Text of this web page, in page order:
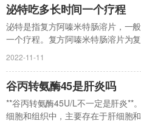
泌特吃多长时间一个疗程
泌特是指复方阿嗪米特肠溶片，一
一个疗程。复方阿嗪米特肠溶片为
2022-11-11
谷丙转氨酶45是肝炎吗
**谷丙转氨酶45U/L不一定是肝炎**
细胞和组织中，主要存在于肝细胞